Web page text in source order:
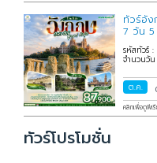
ทัวร์อั
7 วัน
รหัสทัวร์ :
จำนวนวั
ต.ค.
คลิกเพื่อดูพีเ
ทัวร์โปรโมชั่น